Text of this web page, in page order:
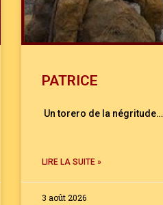
PATRICE
Un torero de la négritude…
LIRE LA SUITE »
3 août 2026